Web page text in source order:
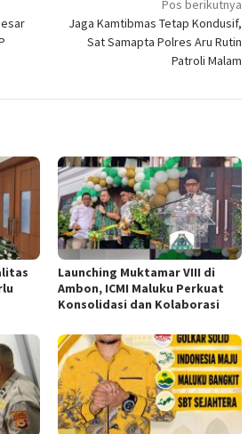
Pos berikutnya
Jaga Kamtibmas Tetap Kondusif,
Sat Samapta Polres Aru Rutin
Patroli Malam
Launching Muktamar VIII di
Ambon, ICMI Maluku Perkuat
Konsolidasi dan Kolaborasi